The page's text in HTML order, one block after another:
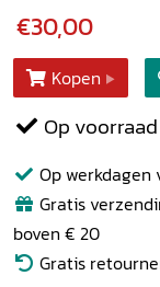
€30,00
Kopen
Op voorraad
Op werkdagen
Gratis
boven € 20
Gratis